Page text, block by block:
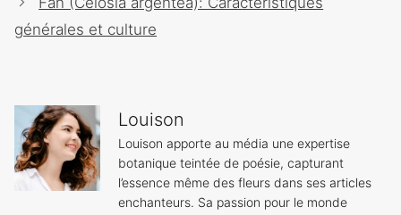
générales et culture
Louison
Louison apporte au média une expertise
botanique teintée de poésie, capturant
l’essence même des fleurs dans ses articles
enchanteurs. Sa passion pour le monde